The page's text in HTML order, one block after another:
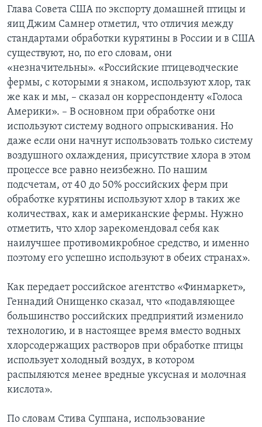
Глава Совета США по экспорту домашней птицы и
яиц Джим Самнер отметил, что отличия между
стандартами обработки курятины в России и в США
существуют, но, по его словам, они
«незначительны». «Российские птицеводческие
фермы, с которыми я знаком, используют хлор, так
же как и мы, – сказал он корреспонденту «Голоса
Америки». – В основном при обработке они
используют систему водного опрыскивания. Но
даже если они начнут использовать только систему
воздушного охлаждения, присутствие хлора в этом
процессе все равно неизбежно. По нашим
подсчетам, от 40 до 50% российских ферм при
обработке курятины используют хлор в таких же
количествах, как и американские фермы. Нужно
отметить, что хлор зарекомендовал себя как
наилучшее противомикробное средство, и именно
поэтому его успешно используют в обеих странах».
Как передает российское агентство «Финмаркет»,
Геннадий Онищенко сказал, что «подавляющее
большинство российских предприятий изменило
технологию, и в настоящее время вместо водных
хлорсодержащих растворов при обработке птицы
использует холодный воздух, в котором
распыляются менее вредные уксусная и молочная
кислота».
По словам Стива Суппана, использование